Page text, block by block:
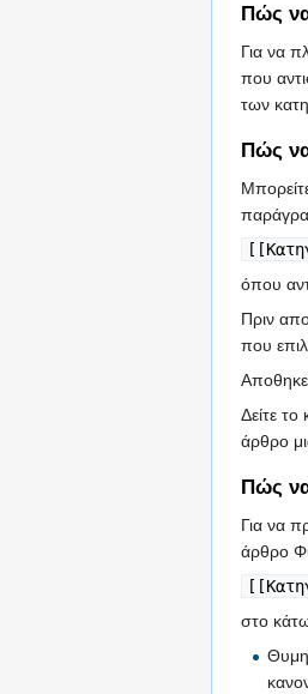
Πώς να
Για να
που
των
Πώς
όπου
Πριν
που
Δείτε
άρθρο
Πώς
Για να
άρθρο
στο